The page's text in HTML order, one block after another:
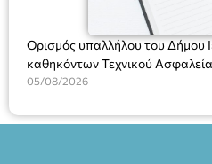
Ορισμός υπαλλήλου του Δήμου
καθηκόντων Τεχνικού
05/08/2026